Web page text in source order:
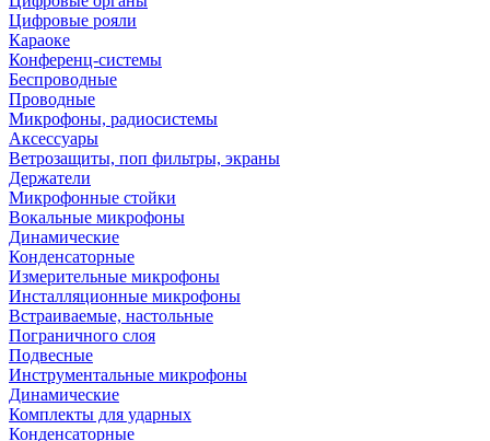
Цифровые рояли
Караоке
Конференц-системы
Беспроводные
Проводные
Микрофоны, радиосистемы
Аксессуары
Ветрозащиты, поп фильтры, экраны
Держатели
Микрофонные стойки
Вокальные микрофоны
Динамические
Конденсаторные
Измерительные микрофоны
Инсталляционные микрофоны
Встраиваемые, настольные
Пограничного слоя
Подвесные
Инструментальные микрофоны
Динамические
Комплекты для ударных
Конденсаторные